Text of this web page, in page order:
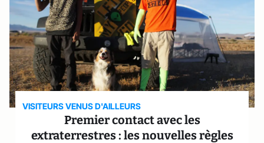
VISITEURS VENUS D'AILLEURS
Premier contact avec les
extraterrestres : les nouvelles règles